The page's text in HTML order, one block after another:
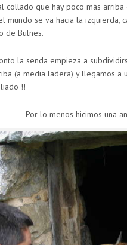
collado que hay poco más
mundo se va hacia la
de Bulnes.
la senda empieza a
(a media ladera) y llegamos a
!!
Por lo menos hicimos una